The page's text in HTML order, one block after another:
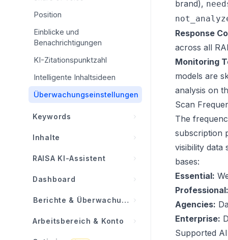
WordPress-Integration
Google Search Console
Shopify-Integration
Wix-Integration
Modernes Web / Webhooks
Boost-Prompts
Position
Einblicke und
Benachrichtigungen
KI-Zitationspunktzahl
Intelligente Inhaltsideen
Überwachungseinstellungen
Keywords
Keyword-Übersicht
Keywords importieren
Keyword-Lebenszyklus
Inhalte
Inhalts-Übersicht
Inhaltsgenerator
RAISA KI-Assistent
Was ist RAISA?
Dashboard
Dashboard-Übersicht
Berichte & Überwachung
Aktivitäts-Feed
Arbeitsbereich & Konto
brand),
Response
across all
Monitoring
models are
analysis on
Scan
The
subscription
visibility data
bases:
Essential:
Professional:
Agencies:
Enterprise:
Supported